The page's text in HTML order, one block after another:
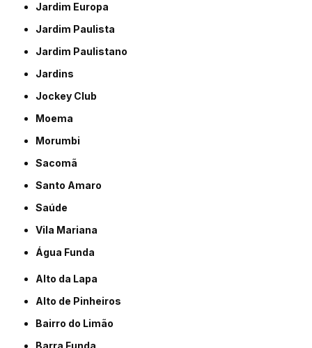
Jardim Europa
Jardim Paulista
Jardim Paulistano
Jardins
Jockey Club
Moema
Morumbi
Sacomã
Santo Amaro
Saúde
Vila Mariana
Água Funda
Alto da Lapa
Alto de Pinheiros
Bairro do Limão